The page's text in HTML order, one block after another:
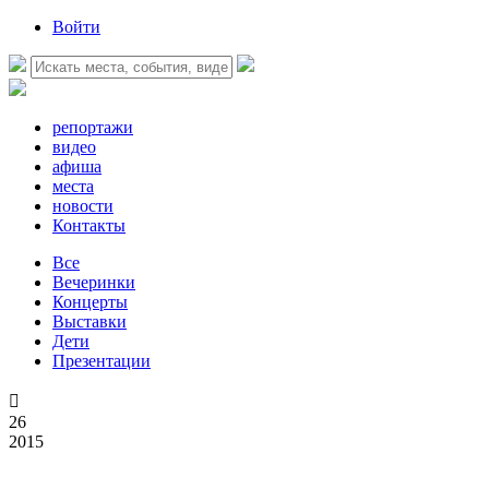
Войти
репортажи
видео
афиша
места
новости
Контакты
Все
Вечеринки
Концерты
Выставки
Дети
Презентации

26
2015